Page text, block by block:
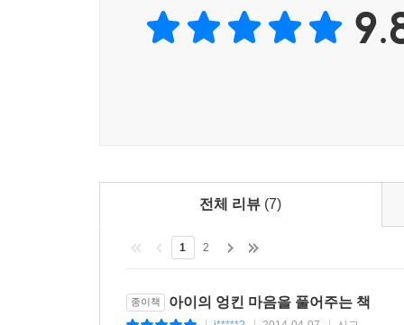
해피규니, 4세와 6세 아이를 둔 엄마
행복천사, 5세와 9세 아이를 둔 엄마
전체 리뷰 (7)
1 2
종이책 아이의 엉킨 마음을 풀어주는 책